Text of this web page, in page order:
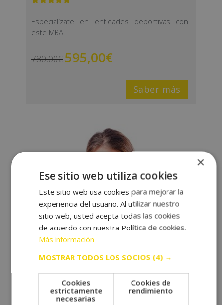
con
5.00 de
5 en base
avaloración
Especialízate en entidades deportivas con
este MBA.
780,00€ 595,00€
Saber más
MBA DIRECCIÓN Y GESTIÓN
×
Ese sitio web utiliza cookies
Este sitio web usa cookies para mejorar la
experiencia del usuario. Al utilizar nuestro
sitio web, usted acepta todas las cookies
de acuerdo con nuestra Política de cookies.
Más información
MOSTRAR TODOS LOS SOCIOS (4) →
Cookies
estrictamente
necesarias
Cookies de
rendimiento